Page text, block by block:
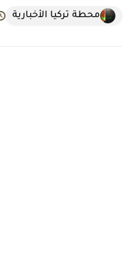
محطة تركيا الأخبارية